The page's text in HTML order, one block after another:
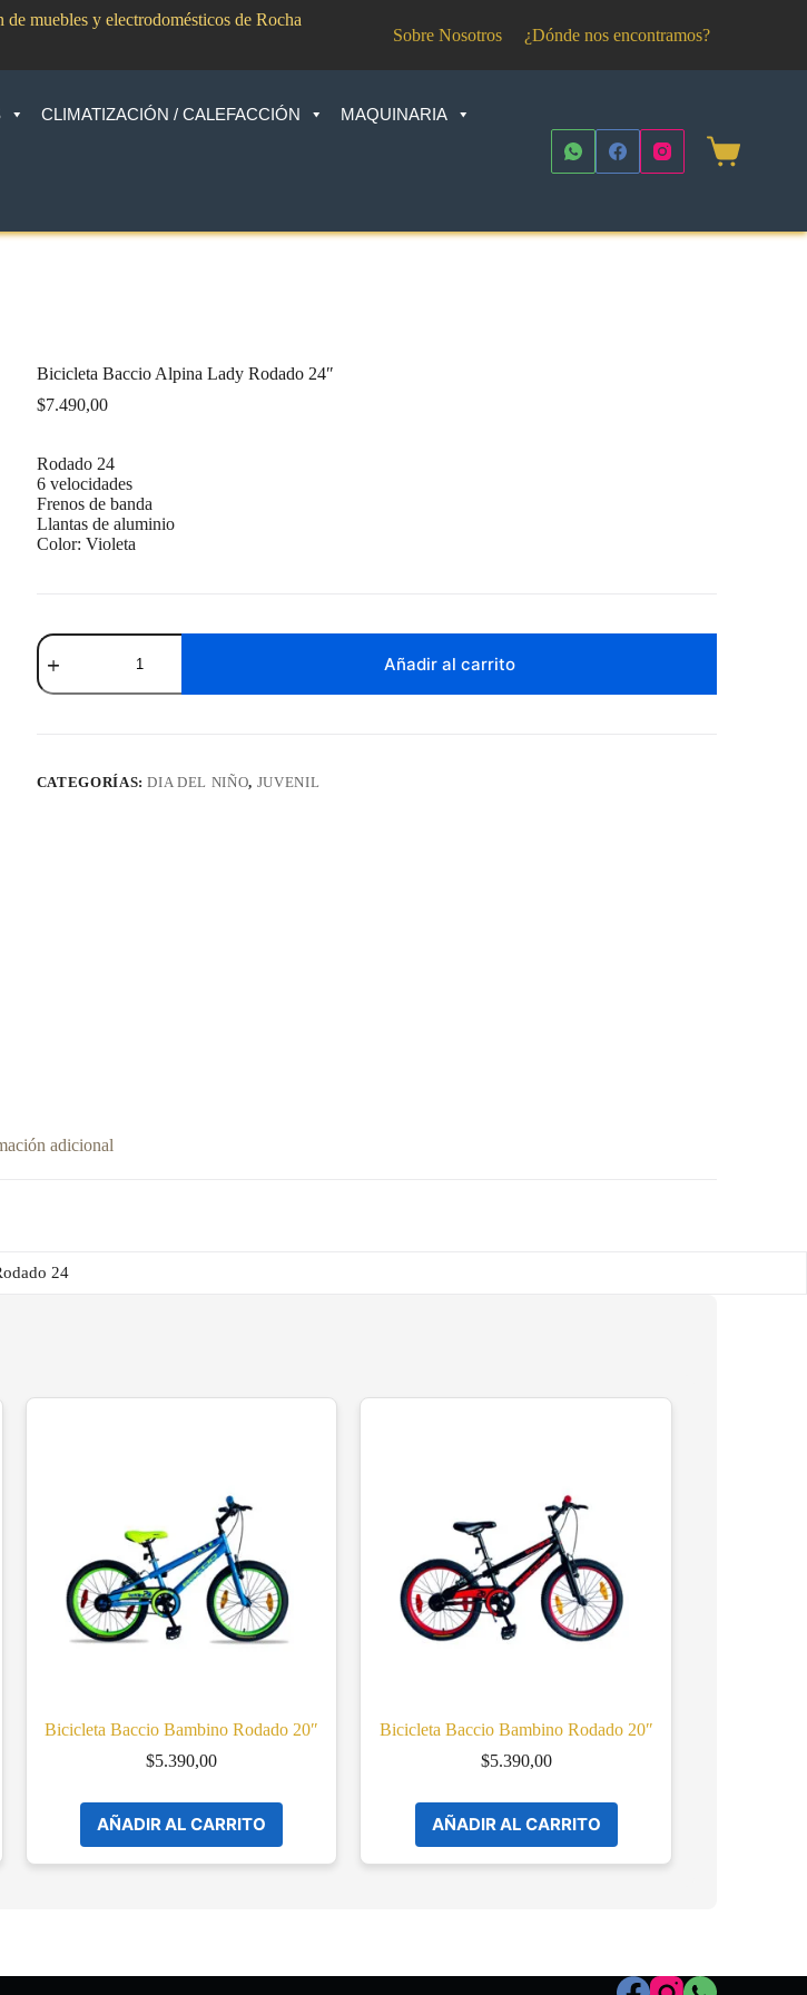
muebles y electrodomésticos de Rocha
Sobre Nosotros ¿Dónde nos encontramos?
CLIMATIZACIÓN / CALEFACCIÓN MAQUINARIA
Shopping
Bicicleta Baccio Alpina Lady Rodado 24″
$7.490,00
Rodado 24
6 velocidades
Frenos de banda
Llantas de aluminio
Color: Violeta
Bicicleta
Baccio
Alpina
Lady
Añadir al carrito
CATEGORÍAS:DIA DEL NIÑO, JUVENIL
adicional
24
Bicicleta Baccio Bambino Rodado 20″
$5.390,00
AÑADIR AL CARRITO
Bicicleta Baccio Bambino Rodado 20″
$5.390,00
AÑADIR AL CARRITO